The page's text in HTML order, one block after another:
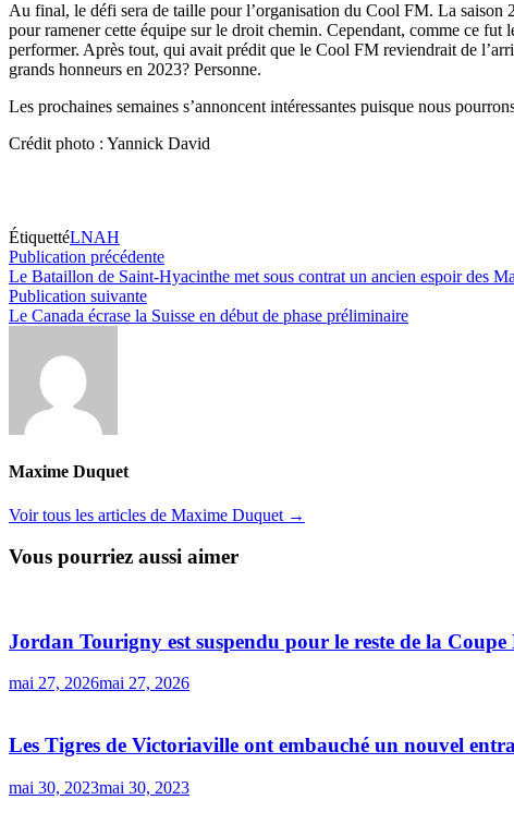
Au final, le défi sera de taille pour l’organisation du Cool FM. La saison
pour ramener cette équipe sur le droit chemin. Cependant, comme ce fut
performer. Après tout, qui avait prédit que le Cool FM reviendrait de
grands honneurs en 2023? Personne.
Les prochaines semaines s’annoncent intéressantes puisque nous
Crédit photo : Yannick David
ÉtiquettéLNAH
Navigation
de
l’article
Publication précédentePublication
précédente :
Le Bataillon de Saint-Hyacinthe met sous contrat un ancien espoir des
Publication suivantePublication
suivante :
Le Canada écrase la Suisse en début de phase préliminaire
Maxime Duquet
Voir tous les articles de Maxime Duquet →
Vous pourriez aussi aimer
Jordan Tourigny est suspendu pour le reste de la
mai 27, 2026mai 27, 2026
Les Tigres de Victoriaville ont embauché un nouvel
mai 30, 2023mai 30, 2023